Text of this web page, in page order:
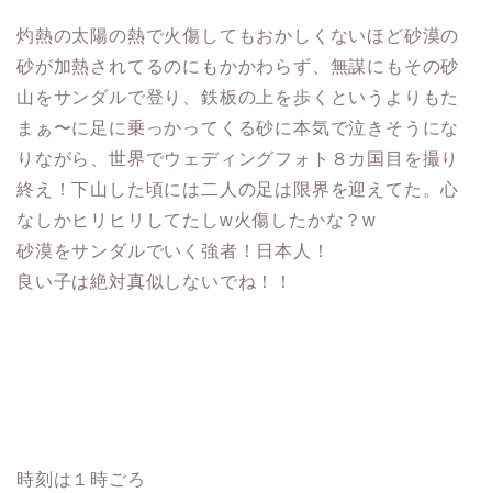
灼熱の太陽の熱で火傷してもおかしくないほど砂漠の
砂が加熱されてるのにもかかわらず、無謀にもその砂
山をサンダルで登り、鉄板の上を歩くというよりもた
まぁ〜に足に乗っかってくる砂に本気で泣きそうにな
りながら、世界でウェディングフォト８カ国目を撮り
終え！下山した頃には二人の足は限界を迎えてた。心
なしかヒリヒリしてたしw火傷したかな？w
砂漠をサンダルでいく強者！日本人！
良い子は絶対真似しないでね！！
時刻は１時ごろ